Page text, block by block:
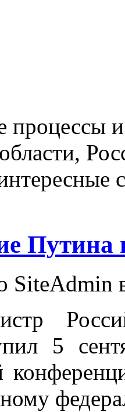
процессы
SiteAdmin
5